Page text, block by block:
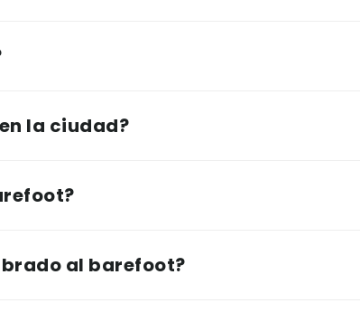
la ciudad?
al barefoot?